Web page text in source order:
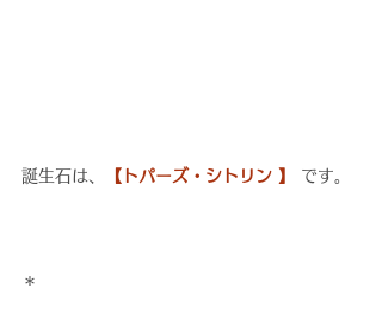
誕生石は、 【トパーズ・シトリン 】 です。
＊